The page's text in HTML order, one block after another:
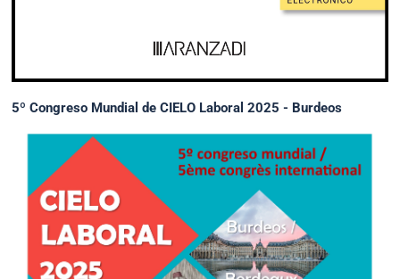
5º Congreso Mundial de CIELO Laboral 2025 - Burdeos